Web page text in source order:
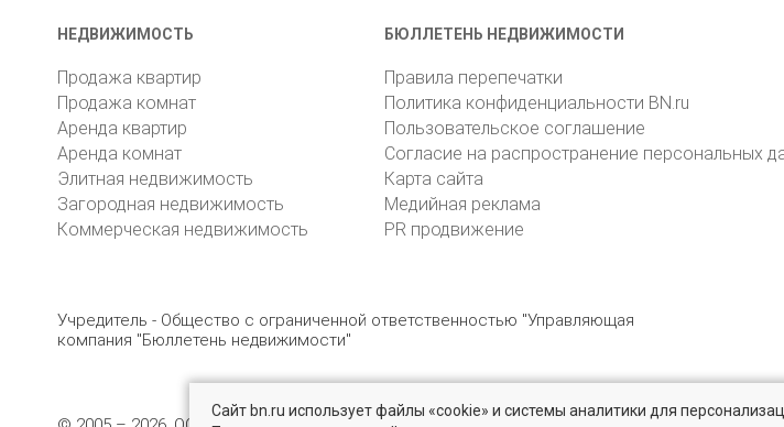
НЕДВИЖИМОСТЬ
Продажа квартир
Продажа комнат
Аренда квартир
Аренда комнат
Элитная недвижимость
Загородная недвижимость
Коммерческая недвижимость
БЮЛЛЕТЕНЬ НЕДВИЖИМОСТИ
Правила перепечатки
Политика конфиденциальности BN.ru
Пользовательское соглашение
Согласие на распространение персональных
Карта сайта
Медийная реклама
PR продвижение
Учредитель - Общество с ограниченной ответственностью "Управляющая
компания "Бюллетень недвижимости"
Сайт bn.ru использует файлы «cookie» и системы аналитики для